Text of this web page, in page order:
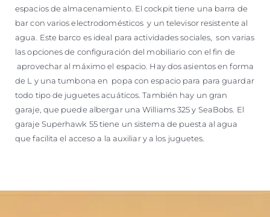
espacios de almacenamiento. El cockpit tiene una barra de
bar con varios electrodomésticos y un televisor resistente al
agua. Este barco es ideal para actividades sociales, son varias
las opciones de configuración del mobiliario con el fin de
aprovechar al máximo el espacio. Hay dos asientos en forma
de L y una tumbona en popa con espacio para para guardar
todo tipo de juguetes acuáticos. También hay un gran
garaje, que puede albergar una Williams 325 y SeaBobs. El
garaje Superhawk 55 tiene un sistema de puesta al agua
que facilita el acceso a la auxiliar y a los juguetes.